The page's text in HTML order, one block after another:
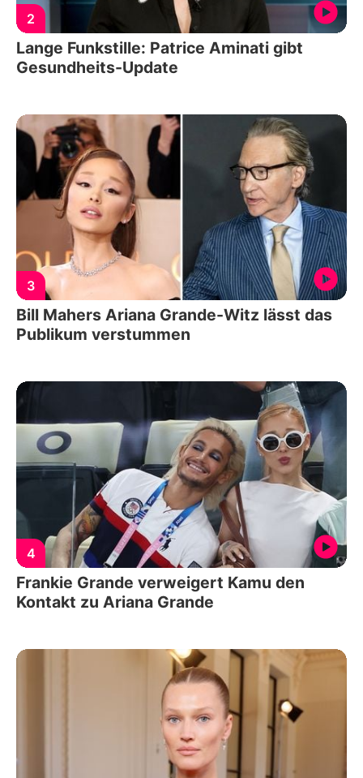
2
Lange Funkstille: Patrice Aminati gibt
Gesundheits-Update
3
Bill Mahers Ariana Grande-Witz lässt das
Publikum verstummen
4
Frankie Grande verweigert Kamu den
Kontakt zu Ariana Grande